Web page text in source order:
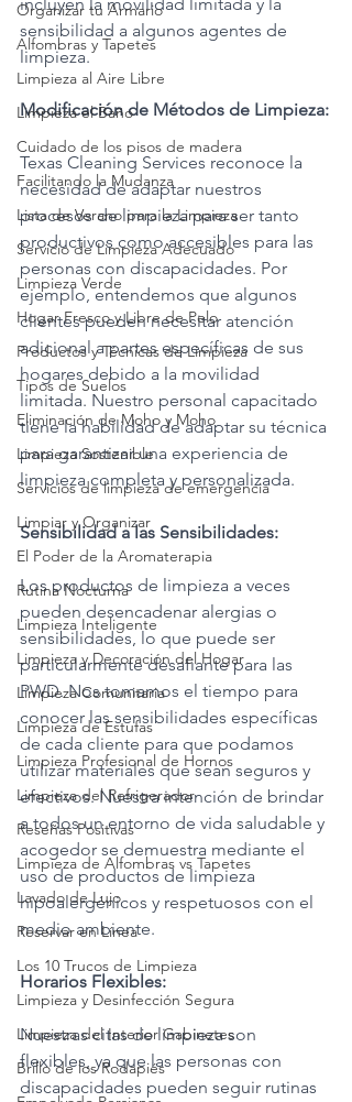
Organizar tu Armario
Alfombras y Tapetes
Limpieza al Aire Libre
Limpieza el Baño
Cuidado de los pisos de madera
Facilitando la Mudanza
Lista de Verano para la Limpieza
Servicio de Limpieza Adecuado
Limpieza Verde
Hogar Fresco y Libre de Pelo
Productos y Técnicas de Limpieza
Tipos de Suelos
Eliminación de Moho y Moho
Limpieza Sostenible
Servicios de limpieza de emergencia
Limpiar y Organizar
El Poder de la Aromaterapia
Rutina Nocturna
Limpieza Inteligente
Limpieza y Decoración del Hogar
Limpieza Comunitaria
Limpieza de Estufas
Limpieza Profesional de Hornos
Limpieza del Refrigerador
Reseñas Positivas
Limpieza de Alfombras vs Tapetes
Lavado de Lujo
Reservar en Línea
Los 10 Trucos de Limpieza
Limpieza y Desinfección Segura
Limpieza del Interior Gabinetes
Brillo de los Rodapiés
sensibilidad a algunos agentes de
limpieza.
Modificación de Métodos de Limpieza:
Texas Cleaning Services reconoce la
necesidad de adaptar nuestros
procesos de limpieza para ser tanto
productivos como accesibles para las
personas con discapacidades. Por
ejemplo, entendemos que algunos
clientes pueden necesitar atención
adicional a partes específicas de sus
hogares debido a la movilidad
limitada. Nuestro personal capacitado
tiene la habilidad de adaptar su técnica
para garantizar una experiencia de
limpieza completa y personalizada.
Sensibilidad a las Sensibilidades:
Los productos de limpieza a veces
pueden desencadenar alergias o
sensibilidades, lo que puede ser
particularmente desafiante para las
PWD. Nos tomamos el tiempo para
conocer las sensibilidades específicas
de cada cliente para que podamos
utilizar materiales que sean seguros y
efectivos. Nuestra intención de brindar
a todos un entorno de vida saludable y
acogedor se demuestra mediante el
uso de productos de limpieza
hipoalergénicos y respetuosos con el
medio ambiente.
Horarios Flexibles:
Nuestras citas de limpieza son
flexibles, ya que las personas con
discapacidades pueden seguir rutinas